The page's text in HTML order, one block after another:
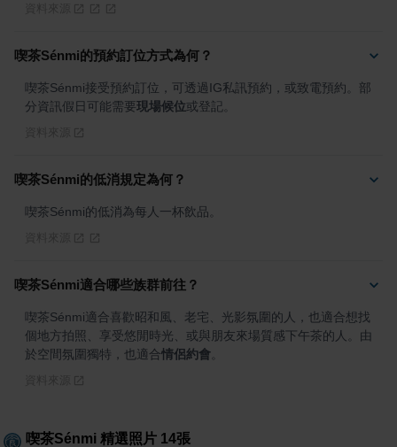
喫茶Sénmi的預約訂位方式為何？
喫茶Sénmi接受預約訂位，可透過IG私訊預約，或致電預約。部
分資訊假日可能需要現場候位或登記。
喫茶Sénmi的低消規定為何？
喫茶Sénmi的低消為每人一杯飲品。
喫茶Sénmi適合哪些族群前往？
喫茶Sénmi適合喜歡昭和風、老宅、光影氛圍的人，也適合想找
個地方拍照、享受悠閒時光、或與朋友來場質感下午茶的人。由
於空間氛圍獨特，也適合情侶約會
喫茶Sénmi 精選照片 14張